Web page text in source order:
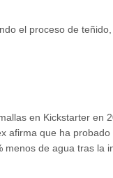
el proceso de
en Kickstarter en
afirma que ha
de agua tras la